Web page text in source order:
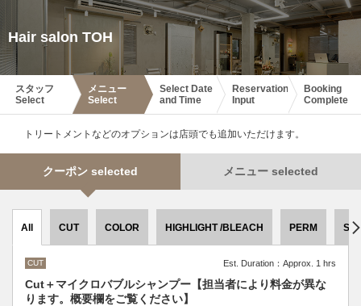
Hair salon TOH
スタッフ
Select
メニュー
Select
Select Date
and Time
Reservation
Input
Booking
Complete
トリートメントなどのオプションは店頭でも追加いただけます。
クーポン selected メニュー selected
All CUT COLOR HIGHLIGHT /BLEACH PERM
CUT Est. Duration：Approx. 1 hrs
Cut＋マイクロバブルシャンプー【担当者により料金が異な
ります。概要欄をご覧ください】